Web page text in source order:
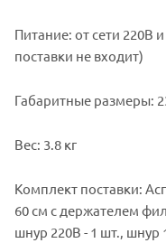
Питание: от сети 220В
поставки не входит)
Габаритные размеры:
Вес: 3.8 кг
Комплект поставки:
60 см с держателем
шнур 220В - 1 шт., шнур